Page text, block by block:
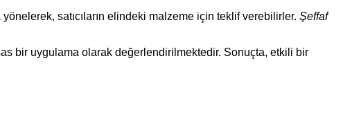
satıcıların elindeki malzeme için teklif verebilirler. Şeffaf
bir uygulama olarak değerlendirilmektedir. Sonuçta, etkili bir